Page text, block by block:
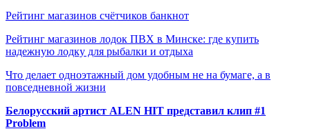
Рейтинг магазинов счётчиков банкнот
Рейтинг магазинов лодок ПВХ в Минске: где купить
надежную лодку для рыбалки и отдыха
Что делает одноэтажный дом удобным не на бумаге, а в
повседневной жизни
Белорусский артист ALEN HIT представил клип #1
Problem